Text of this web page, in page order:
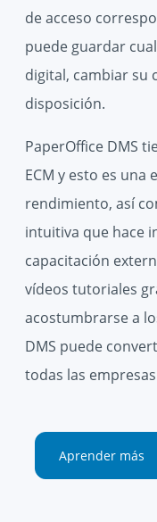
de acceso
puede guardar
digital, cambiar su
disposición.
PaperOffice DMS
ECM y esto es una
rendimiento, así
intuitiva que hace
capacitación
vídeos tutoriales
acostumbrarse a
DMS puede
todas las
Aprender más